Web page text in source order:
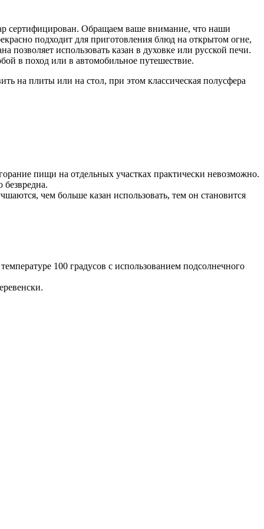
сертифицирован. Обращаем ваше внимание, что наши
подходит для приготовления блюд на открытом огне,
использовать казан в духовке или русской печи.
в поход или в автомобильное путешествие.
на плиты или на стол, при этом классическая полусфера
пищи на отдельных участках практически невозможно.
чем больше казан использовать, тем он становится
100 градусов с использованием подсолнечного